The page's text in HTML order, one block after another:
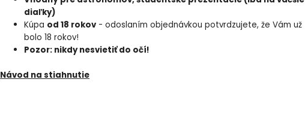
diaľky)
Kúpa od 18 rokov - odoslaním objednávkou potvrdzujete, že Vám už
bolo 18 rokov!
Pozor: nikdy nesvietiť do očí!
Návod na stiahnutie